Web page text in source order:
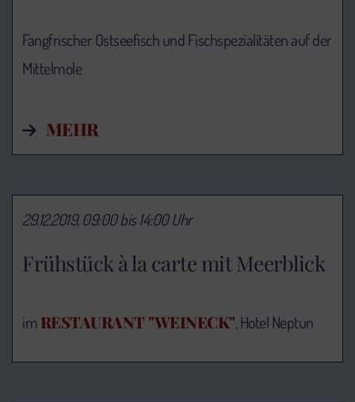
Fangfrischer Ostseefisch und Fischspezialitäten auf der
Mittelmole
MEHR
Frühstück à la carte mit Meerblick
29.12.2019, 09:00 bis 14:00 Uhr
imRESTAURANT "WEINECK", Hotel Neptun